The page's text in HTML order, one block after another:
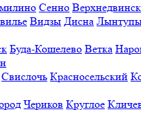
Сенно Верхнедвинск
Видзы Дисна
Буда-Кошелево Ветка
Свислочь Красносельский
Чериков Круглое